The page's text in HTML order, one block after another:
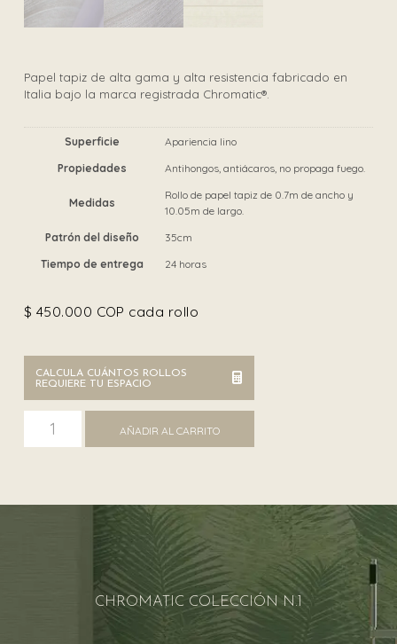
Papel tapiz de alta gama y alta resistencia fabricado en
Italia bajo la marca registrada Chromatic®.
Superficie
Apariencia lino
Propiedades
Antihongos, antiácaros, no propaga fuego.
Medidas
Rollo de papel tapiz de 0.7m de ancho y
10.05m de largo.
Patrón del diseño
35cm
Tiempo de entrega
24 horas
$ 450.000 COP cada rollo
CALCULA CUÁNTOS ROLLOS
REQUIERE TU ESPACIO
AÑADIR AL CARRITO
CHROMATIC COLECCIÓN N.1